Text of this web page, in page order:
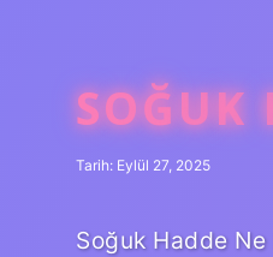
SOĞUK
Tarih: Eylül 27, 2025
Soğuk Hadde